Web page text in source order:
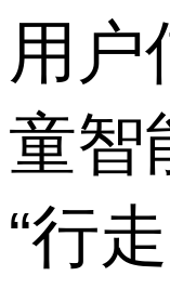
用户
童智
“行